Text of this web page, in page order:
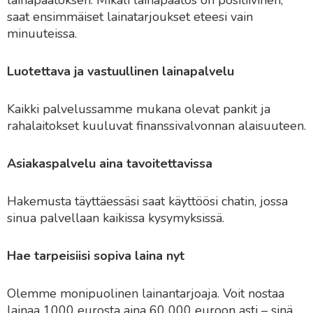
saat ensimmäiset lainatarjoukset eteesi vain
minuuteissa.
Luotettava ja vastuullinen lainapalvelu
Kaikki palvelussamme mukana olevat pankit ja
rahalaitokset kuuluvat finanssivalvonnan alaisuuteen.
Asiakaspalvelu aina tavoitettavissa
Hakemusta täyttäessäsi saat käyttöösi chatin, jossa
sinua palvellaan kaikissa kysymyksissä.
Hae tarpeisiisi sopiva laina nyt
Olemme monipuolinen lainantarjoaja. Voit nostaa